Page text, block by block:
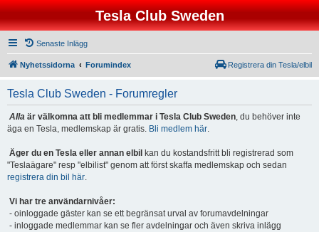
Tesla Club Sweden
Senaste Inlägg
Nyhetssidorna Forumindex Registrera din Tesla/elbil
Tesla Club Sweden - Forumregler
Alla är välkomna att bli medlemmar i Tesla Club Sweden, du behöver inte
äga en Tesla, medlemskap är gratis. Bli medlem här.
Äger du en Tesla eller annan elbil kan du kostandsfritt bli registrerad som
"Teslaägare" resp "elbilist" genom att först skaffa medlemskap och sedan
registrera din bil här.
Vi har tre användarnivåer:
- oinloggade gäster kan se ett begränsat urval av forumavdelningar
- inloggade medlemmar kan se fler avdelningar och även skriva inlägg